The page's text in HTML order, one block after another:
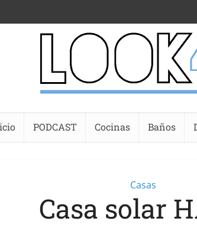
PODCAST Cocinas Baños
Casas
Casa solar